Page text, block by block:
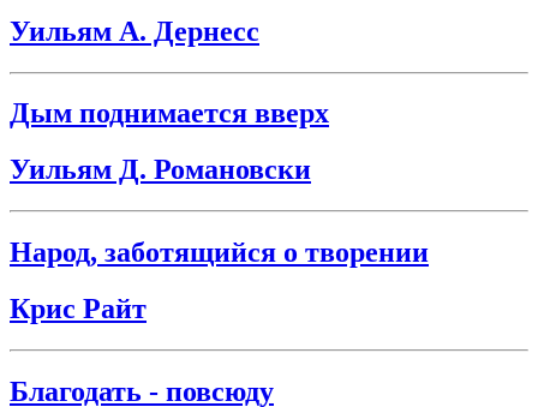
Уильям А. Дернесс
Дым поднимается вверх
Уильям Д. Романовски
Народ, заботящийся о творении
Крис Райт
Благодать - повсюду